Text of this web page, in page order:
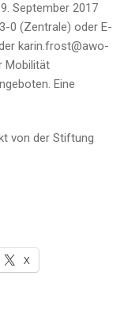
September 2017
0 (Zentrale) oder E-
karin.frost@awo-
Mobilität
Eine
von der Stiftung
X